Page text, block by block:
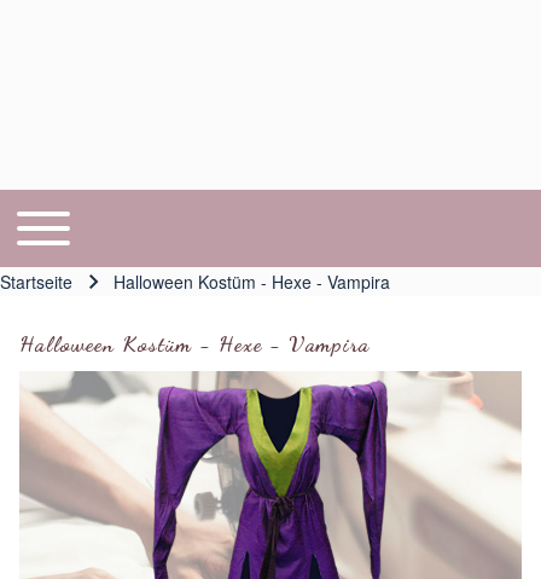
Hauptnavigation
Toggle main menu
Startseite Halloween Kostüm - Hexe - Vampira
Halloween Kostüm - Hexe - Vampira